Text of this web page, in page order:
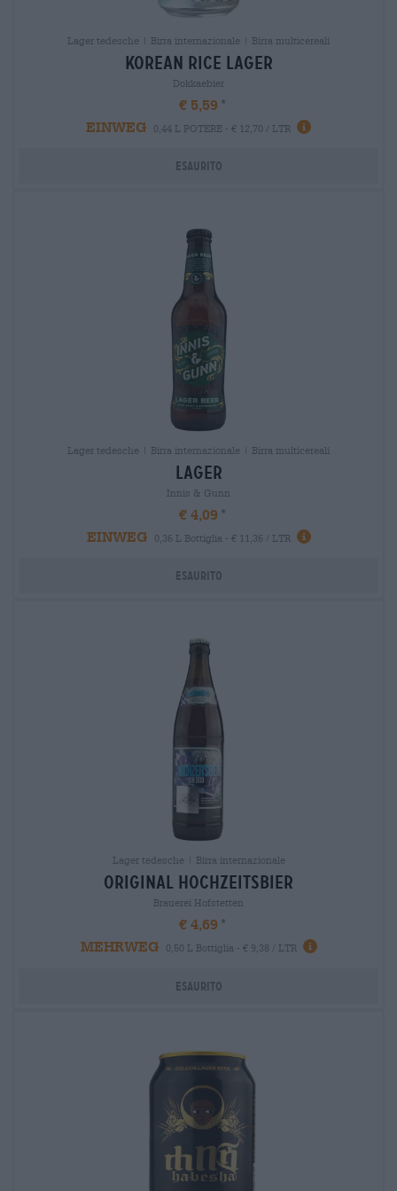
Lager tedesche | Birra internazionale | Birra multicereali
korean rice lager
Dokkaebier
€ 5,59
EINWEG
0,44 L POTERE - € 12,70 / LTR
Esaurito
Lager tedesche | Birra internazionale | Birra multicereali
lager
Innis & Gunn
€ 4,09
EINWEG
0,36 L Bottiglia - € 11,36 / LTR
Esaurito
Lager tedesche | Birra internazionale
original hochzeitsbier
Brauerei Hofstetten
€ 4,69
MEHRWEG
0,50 L Bottiglia - € 9,38 / LTR
Esaurito